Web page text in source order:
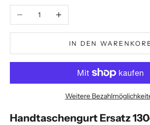
Anzahl verringernAnzahl erhöhen
IN DEN
Weitere
Handtaschengurt Ersatz